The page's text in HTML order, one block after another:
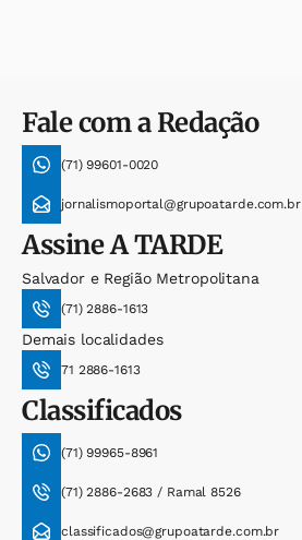
Fale com a Redação
(71) 99601-0020
jornalismoportal@grupoatarde.com.br
AssineA TARDE
Salvador e Região Metropolitana
(71) 2886-1613
Demais localidades
71 2886-1613
Classificados
(71) 99965-8961
(71) 2886-2683 / Ramal 8526
classificados@grupoatarde.com.br